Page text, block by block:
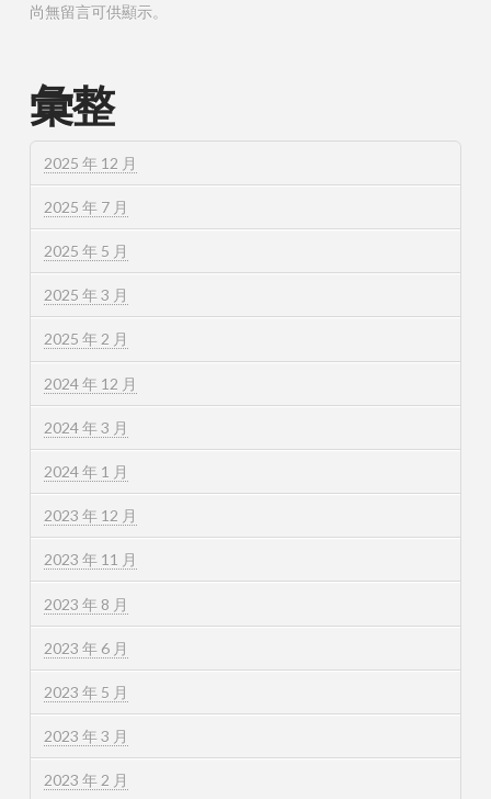
尚無留言可供顯示。
彙整
2025 年 12 月
2025 年 7 月
2025 年 5 月
2025 年 3 月
2025 年 2 月
2024 年 12 月
2024 年 3 月
2024 年 1 月
2023 年 12 月
2023 年 11 月
2023 年 8 月
2023 年 6 月
2023 年 5 月
2023 年 3 月
2023 年 2 月